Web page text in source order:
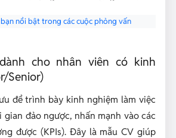
nổi bật trong các cuộc phỏng vấn
cho nhân viên có kinh
Senior)
để trình bày kinh nghiệm làm việc
đảo ngược, nhấn mạnh vào các
được (KPIs). Đây là mẫu CV giúp